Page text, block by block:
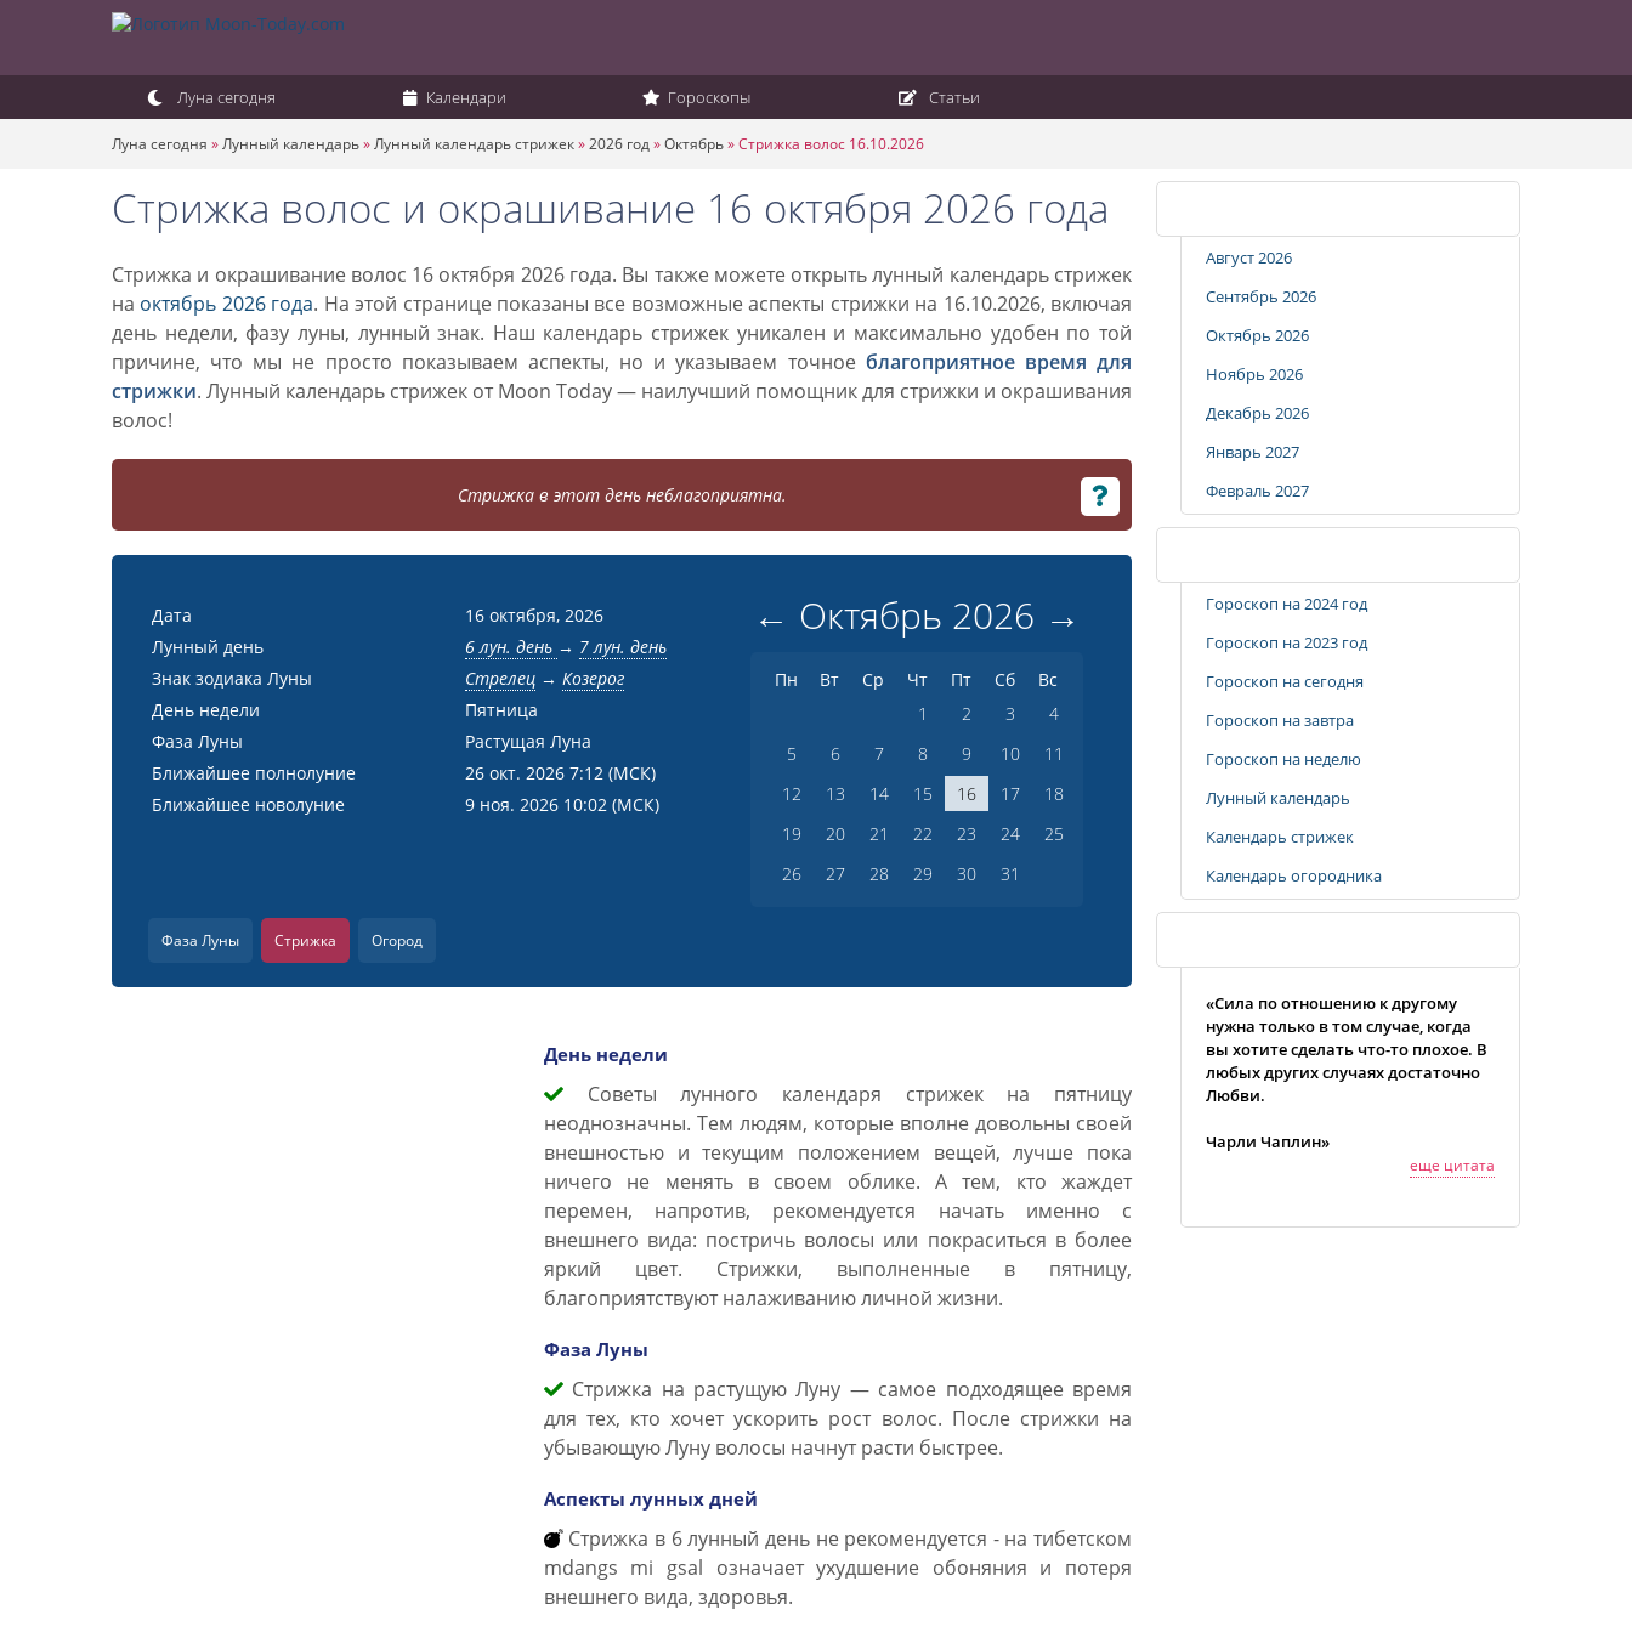
Луна сегодня Календари Гороскопы Статьи
Луна сегодня »Лунный календарь»Лунный календарь стрижек»2026 год»Октябрь»Стрижка волос 16.10.2026
Стрижка волос и окрашивание 16 октября 2026 года
Стрижка и окрашивание волос 16 октября 2026 года. Вы также можете открыть лунный календарь стрижек
на октябрь 2026 года. На этой странице показаны все возможные аспекты стрижки на 16.10.2026, включая
день недели, фазу луны, лунный знак. Наш календарь стрижек уникален и максимально удобен по той
причине, что мы не просто показываем аспекты, но и указываем точное благоприятное время для
стрижки. Лунный календарь стрижек от Moon Today — наилучший помощник для стрижки и окрашивания
волос!
Стрижка в этот день неблагоприятна.
Дата
16 октября, 2026
Лунный день
6 лун. день → 7 лун. день
Знак зодиака Луны
Стрелец→ Козерог
День недели
Пятница
Фаза Луны
Растущая Луна
Ближайшее полнолуние
26 окт. 2026 7:12 (МСК)
Ближайшее новолуние
9 ноя. 2026 10:02 (МСК)
← Октябрь 2026 →
Пн Вт Ср Чт Пт Сб
Вс
1
2 3
4
5
6 7 8 9 10
11
12
13 14 15 16 17
18
19
20 21 22 23 24
25
26
27 28 29 30 31
Фаза Луны Стрижка Огород
День недели
Советы лунного календаря стрижек на пятницу
неоднозначны. Тем людям, которые вполне довольны своей
внешностью и текущим положением вещей, лучше пока
ничего не менять в своем облике. А тем, кто жаждет
перемен, напротив, рекомендуется начать именно с
внешнего вида: постричь волосы или покраситься в более
яркий цвет. Стрижки, выполненные в пятницу,
благоприятствуют налаживанию личной жизни.
Фаза Луны
Стрижка на растущую Луну — самое подходящее время
для тех, кто хочет ускорить рост волос. После стрижки на
убывающую Луну волосы начнут расти быстрее.
Аспекты лунных дней
Стрижка в 6 лунный день не рекомендуется - на тибетском
mdangs mi gsal означает ухудшение обоняния и потеря
внешнего вида, здоровья.
Август 2026
Сентябрь 2026
Октябрь 2026
Ноябрь 2026
Декабрь 2026
Январь 2027
Февраль 2027
Гороскоп на 2024 год
Гороскоп на 2023 год
Гороскоп на сегодня
Гороскоп на завтра
Гороскоп на неделю
Лунный календарь
Календарь стрижек
Календарь огородника
«Сила по отношению к другому
нужна только в том случае, когда
вы хотите сделать что-то плохое. В
любых других случаях достаточно
Любви.
Чарли Чаплин»
еще цитата